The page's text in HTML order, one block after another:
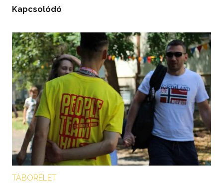
Kapcsolódó
TÁBORÉLET